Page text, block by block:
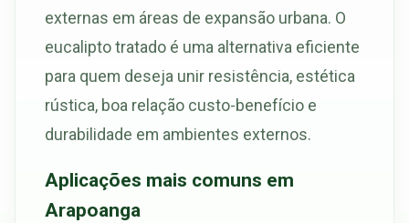
externas em áreas de expansão urbana. O
eucalipto tratado é uma alternativa eficiente
para quem deseja unir resistência, estética
rústica, boa relação custo-benefício e
durabilidade em ambientes externos.
Aplicações mais comuns em
Arapoanga